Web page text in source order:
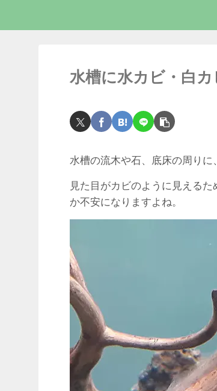
水槽に水カビ・白
水槽の流木や石、底床の周りに
見た目がカビのように見える
か不安になりますよね。